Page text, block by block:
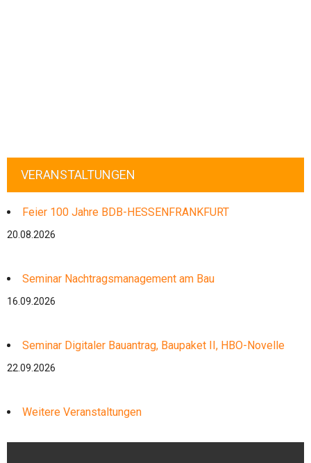
VERANSTALTUNGEN
Feier 100 Jahre BDB-HESSENFRANKFURT
20.08.2026
Seminar Nachtragsmanagement am Bau
16.09.2026
Seminar Digitaler Bauantrag, Baupaket II, HBO-Novelle
22.09.2026
Weitere Veranstaltungen